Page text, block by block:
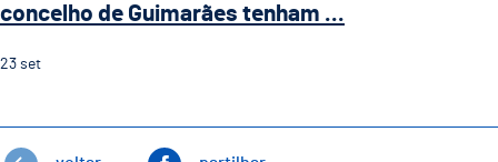
concelho de Guimarães tenham ...
23 set